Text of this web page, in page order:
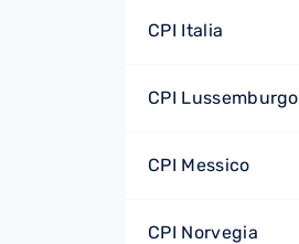
CPI Italia
CPI Lussemburgo
CPI Messico
CPI Norvegia